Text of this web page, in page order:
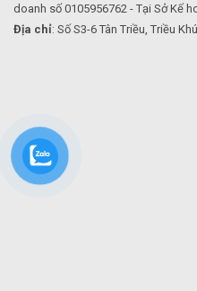
doanh số 0105956762 - Tại Sở Kế
Địa chỉ: Số S3-6 Tân Triều, Triều